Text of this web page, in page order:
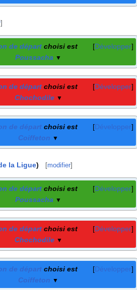
]
Développer
de départ choisi est
Poussacha ▼
Développer
de départ choisi est
Chochodile ▼
Développer
de départ choisi est
Coiffeton ▼
la Ligue) [modifier]
Développer
de départ choisi est
Poussacha ▼
Développer
de départ choisi est
Chochodile ▼
Développer
de départ choisi est
Coiffeton ▼